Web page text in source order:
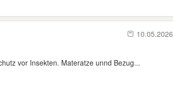
10.05.2026
vor Insekten. Materatze unnd Bezug...